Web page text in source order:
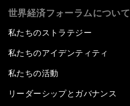
世界経済フォーラムについて
私たちのストラテジー
私たちのアイデンティティ
私たちの活動
リーダーシップとガバナンス